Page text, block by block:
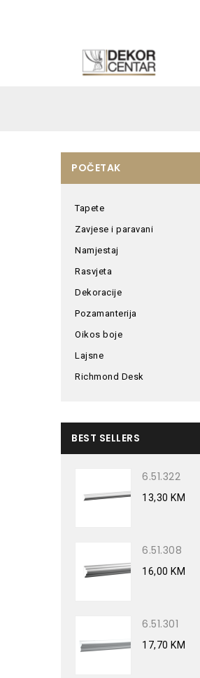
POČETAK
Tapete
Zavjese i paravani
Namjestaj
Rasvjeta
Dekoracije
Pozamanterija
Oikos boje
Lajsne
Richmond Desk
BEST SELLERS
6.51.322
13,30 KM
6.51.308
16,00 KM
6.51.301
17,70 KM